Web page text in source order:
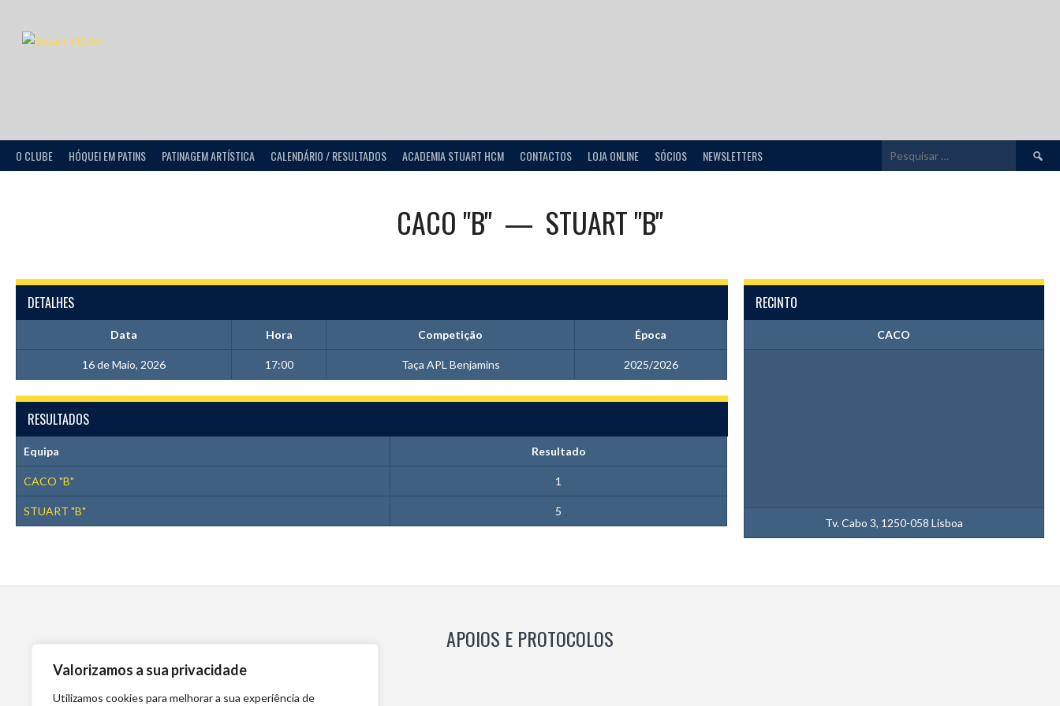
Valorizamos a sua privacidade
Utilizamos cookies para melhorar a sua experiência de
O CLUBE HÓQUEI EM PATINS PATINAGEM ARTÍSTICA CALENDÁRIO / RESULTADOS ACADEMIA STUART HCM CONTACTOS LOJA ONLINE SÓCIOS NEWSLETTERS
por:
CACO "B" — STUART "B"
DETALHES
Data Hora Competição Época
16 de Maio, 2026 17:00 Taça APL Benjamins 2025/2026
RECINTO
CACO
Tv. Cabo 3, 1250-058 Lisboa
RESULTADOS
Equipa Resultado
CACO "B" 1
STUART "B" 5
APOIOS E PROTOCOLOS